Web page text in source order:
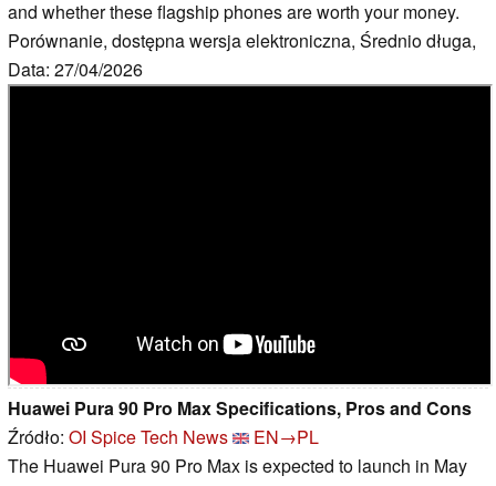
and whether these flagship phones are worth your money.
Porównanie, dostępna wersja elektroniczna, Średnio długa,
Data: 27/04/2026
Huawei Pura 90 Pro Max Specifications, Pros and Cons
Źródło: OI Spice Tech News
EN→PL
The Huawei Pura 90 Pro Max is expected to launch in May